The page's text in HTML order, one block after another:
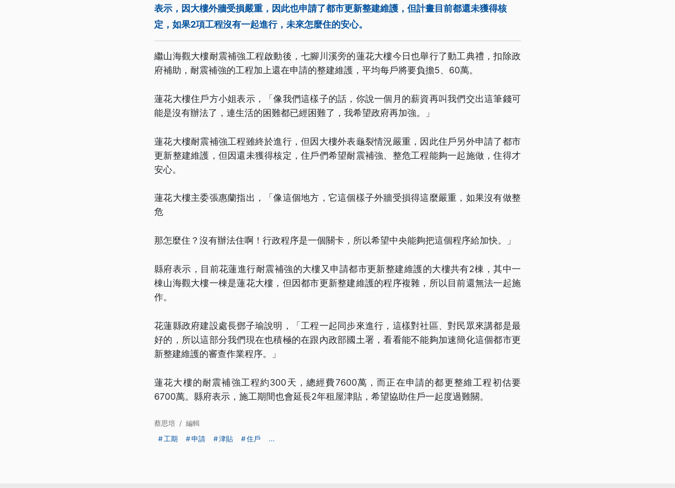
表示，因大樓外牆受損嚴重，因此也申請了都市更新整建維護，但計畫目前都還未獲得核
定，如果2項工程沒有一起進行，未來怎麼住的安心。
繼山海觀大樓耐震補強工程啟動後，七腳川溪旁的蓮花大樓今日也舉行了動工典禮，扣除政
府補助，耐震補強的工程加上還在申請的整建維護，平均每戶將要負擔5、60萬。
蓮花大樓住戶方小姐表示，「像我們這樣子的話，你說一個月的薪資再叫我們交出這筆錢可
能是沒有辦法了，連生活的困難都已經困難了，我希望政府再加強。」
蓮花大樓耐震補強工程雖終於進行，但因大樓外表龜裂情況嚴重，因此住戶另外申請了都市
更新整建維護，但因還未獲得核定，住戶們希望耐震補強、整危工程能夠一起施做，住得才
安心。
蓮花大樓主委張惠蘭指出，「像這個地方，它這個樣子外牆受損得這麼嚴重，如果沒有做整
危
那怎麼住？沒有辦法住啊！行政程序是一個關卡，所以希望中央能夠把這個程序給加快。」
縣府表示，目前花蓮進行耐震補強的大樓又申請都市更新整建維護的大樓共有2棟，其中一
棟山海觀大樓一棟是蓮花大樓，但因都市更新整建維護的程序複雜，所以目前還無法一起施
作。
花蓮縣政府建設處長鄧子瑜說明，「工程一起同步來進行，這樣對社區、對民眾來講都是最
好的，所以這部分我們現在也積極的在跟內政部國土署，看看能不能夠加速簡化這個都市更
新整建維護的審查作業程序。」
蓮花大樓的耐震補強工程約300天，總經費7600萬，而正在申請的都更整維工程初估要
6700萬。縣府表示，施工期間也會延長2年租屋津貼，希望協助住戶一起度過難關。
蔡思培 / 編輯
工期
申請 津貼 住戶 ...